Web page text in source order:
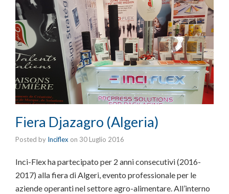
Fiera Djazagro (Algeria)
Posted by Inciflex on 30 Luglio 2016
Inci-Flex ha partecipato per 2 anni consecutivi (2016-
2017) alla fiera di Algeri, evento professionale per le
aziende operanti nel settore agro-alimentare. All’interno